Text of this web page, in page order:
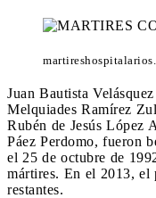
Juan Bautista
Melquiades Ramírez
Rubén de Jesús López
Páez Perdomo, fueron
el 25 de octubre de
mártires. En el 2013, el
restantes.